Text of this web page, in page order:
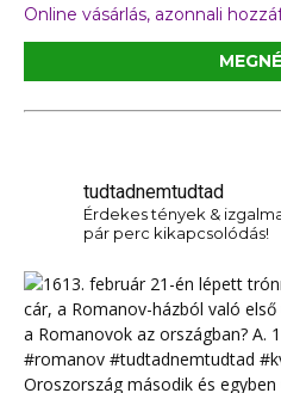
Online vásárlás, azonnali
tudtadnemtudtad
Érdekes tények &
pár perc kikapcsolódás!